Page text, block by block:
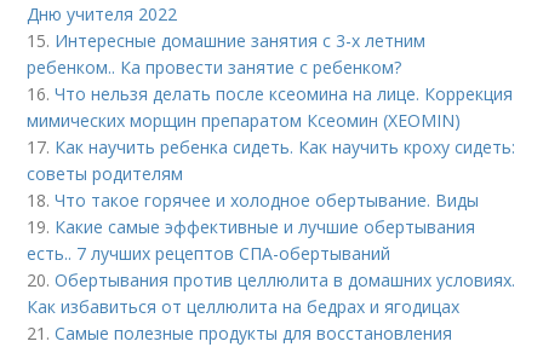
Дню учителя 2022
15. Интересные домашние занятия с 3-х летним
ребенком.. Ка провести занятие с ребенком?
16.Что нельзя делать после ксеомина на лице. Коррекция
мимических морщин препаратом Ксеомин (XEOMIN)
17. Как научить ребенка сидеть. Как научить кроху сидеть:
советы родителям
18.Что такое горячее и холодное обертывание. Виды
19. Какие самые эффективные и лучшие обертывания
есть.. 7 лучших рецептов СПА-обертываний
20.Обертывания против целлюлита в домашних условиях.
Как избавиться от целлюлита на бедрах и ягодицах
21.Самые полезные продукты для восстановления